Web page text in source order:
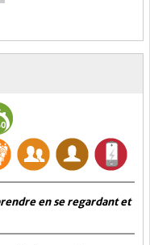
en se regardant et